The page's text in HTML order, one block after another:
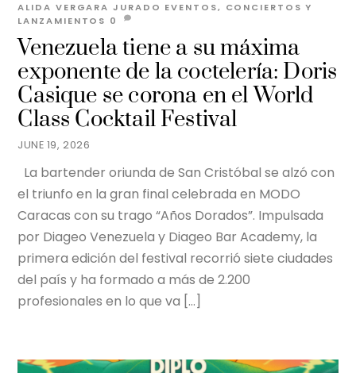
JUNE 19, 2026
Venezuela tiene a su máxima
exponente de la coctelería: Doris
Casique se corona en el World
Class Cocktail Festival
ALIDA VERGARA JURADO EVENTOS, CONCIERTOS Y
LANZAMIENTOS 0
La bartender oriunda de San Cristóbal se alzó con
el triunfo en la gran final celebrada en MODO
Caracas con su trago “Años Dorados”. Impulsada
por Diageo Venezuela y Diageo Bar Academy, la
primera edición del festival recorrió siete ciudades
del país y ha formado a más de 2.200
profesionales en lo que va […]